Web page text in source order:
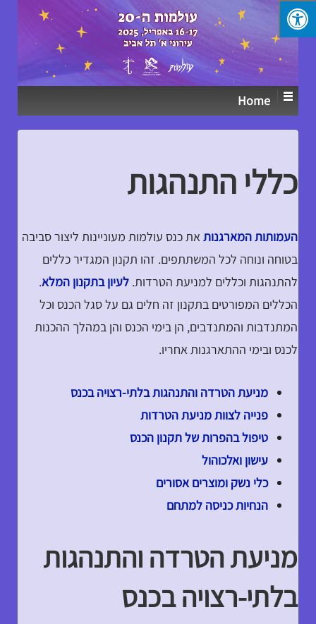
↓
SKIP
TO
CONTENT
Home
כללי התנהגות
העמותות המארגנותאת כנס עולמות מעוניינות ליצור סביבה
בטוחה ונוחה לכל המשתתפים. זהו תקנון המגדיר כללים
להתנהגות וכללים למניעת הטרדות. לעיון בתקנון המלא.
הכללים המפורטים בתקנון זה חלים גם על סגל הכנס וכל
המתנדבות והמתנדבים, הן בימי הכנס והן במהלך ההכנות
לכנס ובימי ההתארגנות אחריו.
מניעת הטרדה והתנהגות בלתי-רצויה בכנס
פנייה לצוות מניעת הטרדות
טיפול בהפרות של תקנון הכנס
עישון ואלכוהול
כלי נשק ומוצרים אסורים
הנחיות כניסה למתחם
מניעת הטרדה והתנהגות
בלתי-רצויה בכנס